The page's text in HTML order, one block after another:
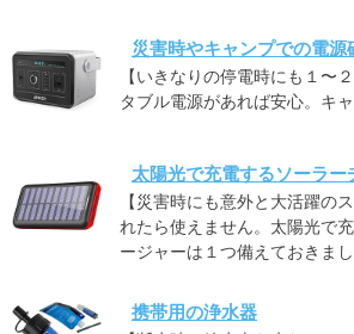
災害時やキャンプでの電
【いきなりの停電時にも１〜
タブル電源があれば安心。キ
太陽光で充電するソーラー
【災害時にも意外と大活躍の
れたら使えません。太陽光で
ージャーは１つ備えておきまし
携帯用の浄水器